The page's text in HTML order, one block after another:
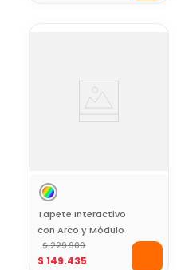
Tapete Interactivo
con Arco y Módulo
Musical Baby Mine
$ 229.900
$ 149.435